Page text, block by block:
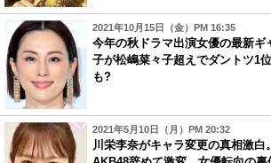
2021年10月15日（金）PM 16:35
今年の秋ドラマ出演女優の最新ギ
子が松嶋菜々子超えでダントツ1
も?
2021年5月10日（月）PM 20:32
川栄李奈がキャラ変更の真相激白